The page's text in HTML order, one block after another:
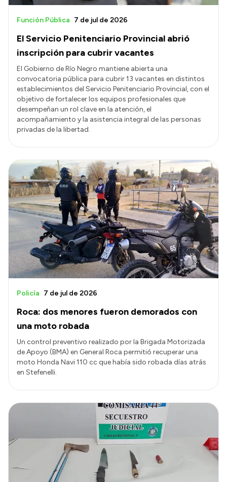
El Servicio Penitenciario Provincial abrió
inscripción para cubrir vacantes
Función Pública 7 de jul de 2026
El Gobierno de Río Negro mantiene abierta una
convocatoria pública para cubrir 13 vacantes en distintos
establecimientos del Servicio Penitenciario Provincial, con el
objetivo de fortalecer los equipos profesionales que
desempeñan un rol clave en la atención, el
acompañamiento y la asistencia integral de las personas
privadas de la libertad.
Roca: dos menores fueron demorados con
una moto robada
Policía 7 de jul de 2026
Un control preventivo realizado por la Brigada Motorizada
de Apoyo (BMA) en General Roca permitió recuperar una
moto Honda Navi 110 cc que había sido robada días atrás
en Stefenelli.